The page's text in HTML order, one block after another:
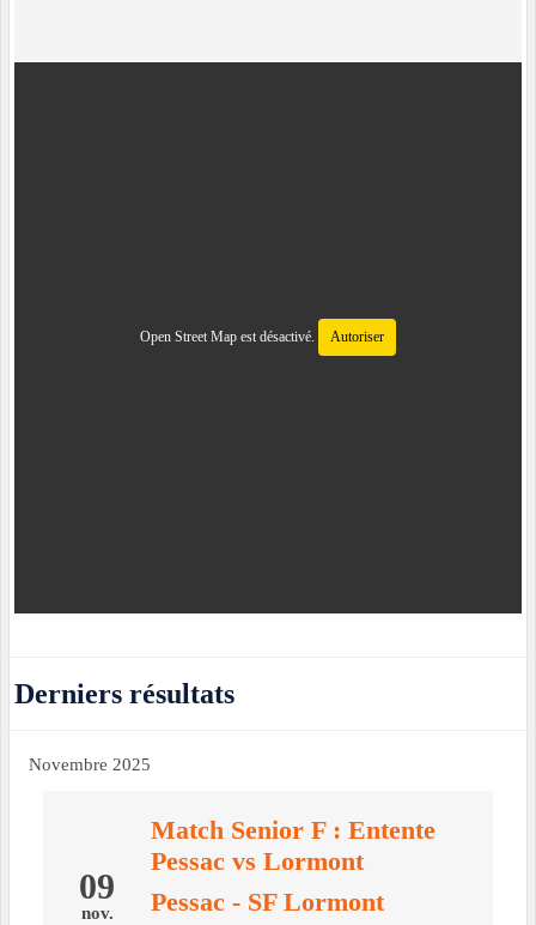
Open Street Map est désactivé. Autoriser
Derniers résultats
Novembre 2025
09
nov.
Match Senior F : Entente
Pessac vs Lormont
Pessac - SF Lormont